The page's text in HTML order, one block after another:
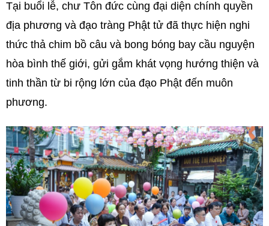
Tại buổi lễ, chư Tôn đức cùng đại diện chính quyền
địa phương và đạo tràng Phật tử đã thực hiện nghi
thức thả chim bồ câu và bong bóng bay cầu nguyện
hòa bình thế giới, gửi gắm khát vọng hướng thiện và
tinh thần từ bi rộng lớn của đạo Phật đến muôn
phương.